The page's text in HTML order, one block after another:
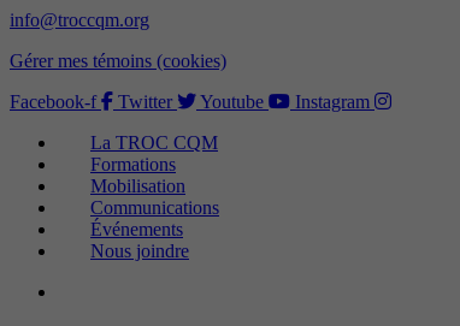
info@troccqm.org
Gérer mes témoins (cookies)
Facebook-f
Twitter Youtube
Instagram
La TROC CQM
Formations
Mobilisation
Communications
Événements
Nous joindre